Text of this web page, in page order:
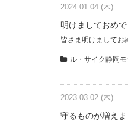
2024.01.04 (木)
明けましておめ
皆さま明けましてお
ル・サイク静岡モ
2023.03.02 (木)
守るものが増えま